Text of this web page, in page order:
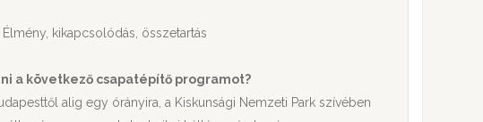
Élmény, kikapcsolódás, összetartás
a következő csapatépítő programot?
alig egy órányira, a Kiskunsági Nemzeti Park szívében